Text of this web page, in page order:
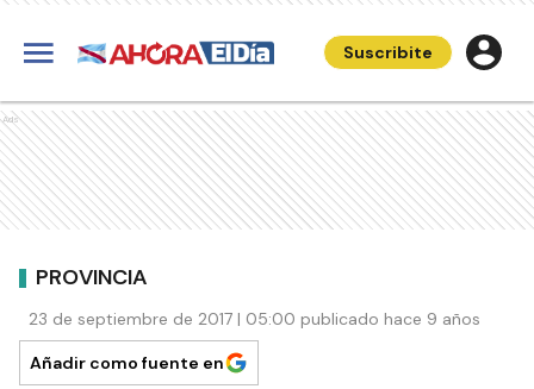
Suscribite
Ads
PROVINCIA
23 de septiembre de 2017 | 05:00 publicado hace 9 años
Añadir como fuente en